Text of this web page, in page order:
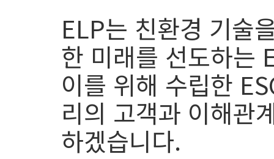
ELP는 친환경 기술
한 미래를 선도하는
이를 위해 수립한
리의 고객과 이해관
하겠습니다.